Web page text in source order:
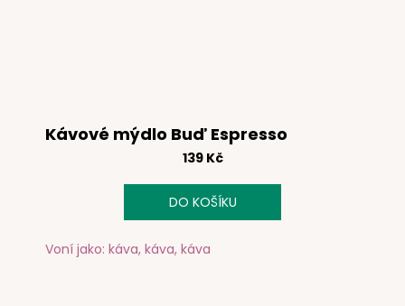
Kávové mýdlo Buď Espresso
139 Kč
DO KOŠÍKU
Voní jako: káva, káva, káva